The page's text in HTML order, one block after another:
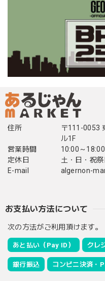
住所
〒111-0053
ル1F
営業時間
10:00～18:00
定休日
土・日・祝
E-mail
algernon-
お支払い方法について
次の方法がご利用頂けます。
あと払い（Pay ID） クレ
銀行振込 コンビニ決済・